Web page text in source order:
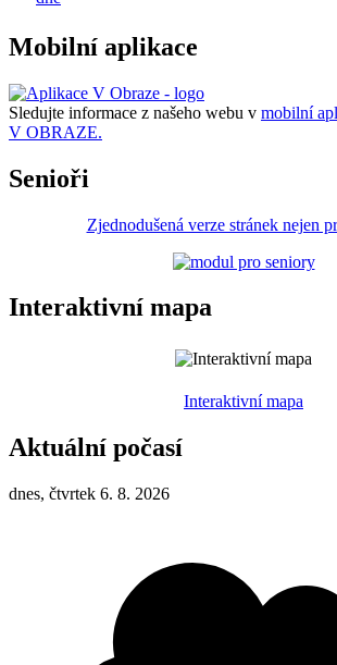
Mobilní aplikace
Sledujte informace z našeho webu v mobilní
V OBRAZE.
Senioři
Zjednodušená verze stránek nejen
Interaktivní mapa
Interaktivní mapa
Aktuální počasí
dnes, čtvrtek 6. 8. 2026